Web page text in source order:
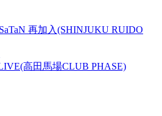
再加入(SHINJUKU RUIDO
高田馬場CLUB PHASE)